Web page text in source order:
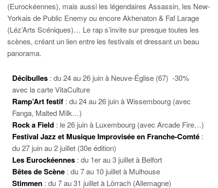
(Eurockéennes), mais aussi les légendaires Assassin, les New-
Yorkais de Public Enemy ou encore Akhenaton & Faf Larage
(Léz’Arts Scéniques)… Le rap s’invite sur presque toutes les
scènes, créant un lien entre les festivals et dressant un beau
panorama.
Décibulles : du 24 au 26 juin à Neuve-Église (67) -30%
avec la carte VitaCulture
Ramp’Art festif : du 24 au 26 juin à Wissembourg (avec
Fanga, Malted Milk…)
Rock a Field : le 26 juin à Luxembourg (avec Arcade Fire…)
Festival Jazz et Musique Improvisée en Franche-Comté :
du 27 juin au 2 juillet (30e édition)
Les Eurockéennes : du 1er au 3 juillet à Belfort
Bêtes de Scène : du 7 au 10 juillet à Mulhouse
Stimmen : du 7 au 31 juillet à Lörrach (Allemagne)